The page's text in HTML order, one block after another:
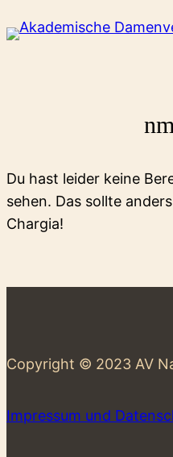
Inhalt
Du hast leider keine
sehen. Das sollte
Chargia!
Copyright © 2023 AV
Impressum und